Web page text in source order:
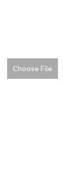
Choose File